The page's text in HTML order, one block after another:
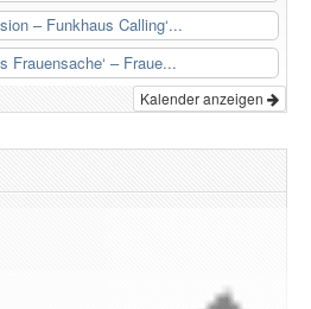
– Funkhaus Calling‘...
Frauensache‘ – Fraue...
Kalender anzeigen